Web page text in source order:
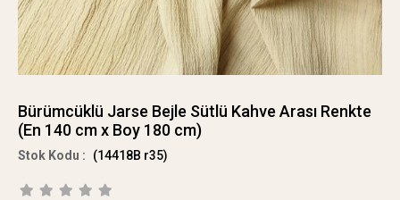
Bürümcüklü Jarse Bejle Sütlü Kahve Arası Renkte
(En 140 cm x Boy 180 cm)
(14418B r35)